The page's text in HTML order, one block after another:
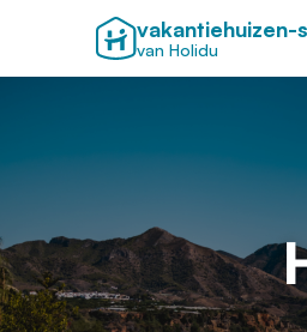
vakantiehuizen-
van Holidu